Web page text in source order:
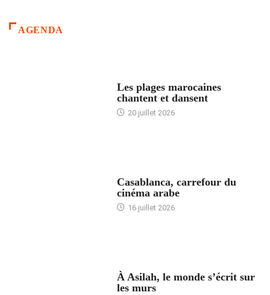
AGENDA
Les plages marocaines
chantent et dansent
20 juillet 2026
Casablanca, carrefour du
cinéma arabe
16 juillet 2026
À Asilah, le monde s’écrit sur
les murs